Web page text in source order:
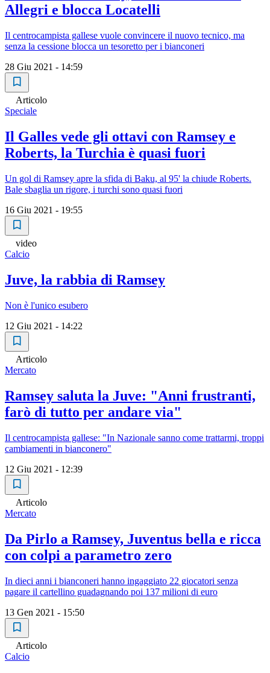
Allegri e blocca Locatelli
Il centrocampista gallese vuole convincere il nuovo tecnico, ma
senza la cessione blocca un tesoretto per i bianconeri
28 Giu 2021 - 14:59
Articolo
Speciale
Il Galles vede gli ottavi con Ramsey e
Roberts, la Turchia è quasi fuori
Un gol di Ramsey apre la sfida di Baku, al 95' la chiude Roberts.
Bale sbaglia un rigore, i turchi sono quasi fuori
16 Giu 2021 - 19:55
video
Calcio
Juve, la rabbia di Ramsey
Non è l'unico esubero
12 Giu 2021 - 14:22
Articolo
Mercato
Ramsey saluta la Juve: "Anni frustranti,
farò di tutto per andare via"
Il centrocampista gallese: "In Nazionale sanno come trattarmi, troppi
cambiamenti in bianconero"
12 Giu 2021 - 12:39
Articolo
Mercato
Da Pirlo a Ramsey, Juventus bella e ricca
con colpi a parametro zero
In dieci anni i bianconeri hanno ingaggiato 22 giocatori senza
pagare il cartellino guadagnando poi 137 milioni di euro
13 Gen 2021 - 15:50
Articolo
Calcio